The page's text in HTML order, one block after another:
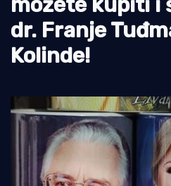
Ekologija
Tradicija i kultura
dr. Franje
Kolinde!